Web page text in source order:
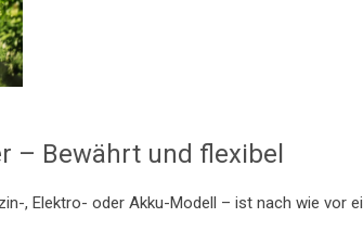
– Bewährt und flexibel
, Elektro- oder Akku-Modell – ist nach wie vor